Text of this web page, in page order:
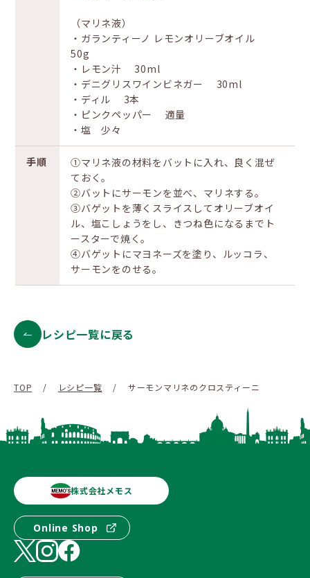
（マリネ液）
・ガランティーノ レモンオリーブオイル
50g
・レモン汁 30ml
・デニグリスワインビネガー 30ml
・ディル 3本
・ピンクペッパー 適量
・塩 少々
手順
①マリネ液の材料をバットに入れ、良く混ぜ
ておく。
②バットにサーモンを並べ、マリネする。
③バゲットを薄くスライスしてオリーブオイ
ル、塩こしょうをし、きつね色になるまでト
ースターで焼く。
④バゲットにマヨネーズを塗り、ルッコラ、
サーモンをのせる。
レシピ一覧に戻る
TOP / レシピ一覧 / サーモンマリネのクロスティーニ
株式会社メモス
Online Shop